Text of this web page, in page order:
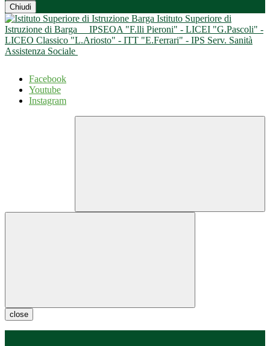
Chiudi
Istituto Superiore di
Istruzione di Barga
IPSEOA "F.lli Pieroni" - LICEI "G.Pascoli" -
LICEO Classico "L.Ariosto" - ITT "E.Ferrari" - IPS Serv. Sanità
Assistenza Sociale
Facebook
Youtube
Instagram
close